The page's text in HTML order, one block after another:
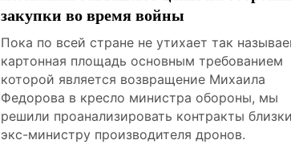
закупки во время войны
Пока по всей стране не утихает так
картонная площадь основным требованием
которой является возвращение Михаила
Федорова в кресло министра обороны, мы
решили проанализировать контракты
экс-министру производителя дронов.